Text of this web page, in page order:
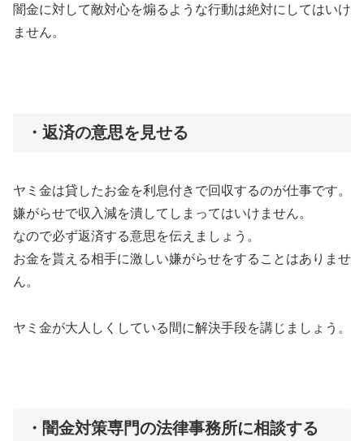
闇金に対して敵対心を煽るような行動は絶対にしてはいけ
ません。
・返済の意思を見せる
ヤミ金は貸したお金を利息付きで回収するのが仕事です。
嫌がらせで収入減を潰してしまってはいけません。
なので必ず返済する意思を伝えましょう。
お金を貰える相手に激しい嫌がらせをすることはありませ
ん。
ヤミ金が大人しくしている間に解決手段を講じましょう。
・闇金対策専門の法律事務所に相談する